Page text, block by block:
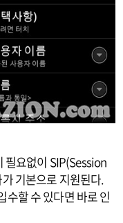
필요없이 SIP(Session
기본으로 지원된다.
수할 수 있다면 바로 인